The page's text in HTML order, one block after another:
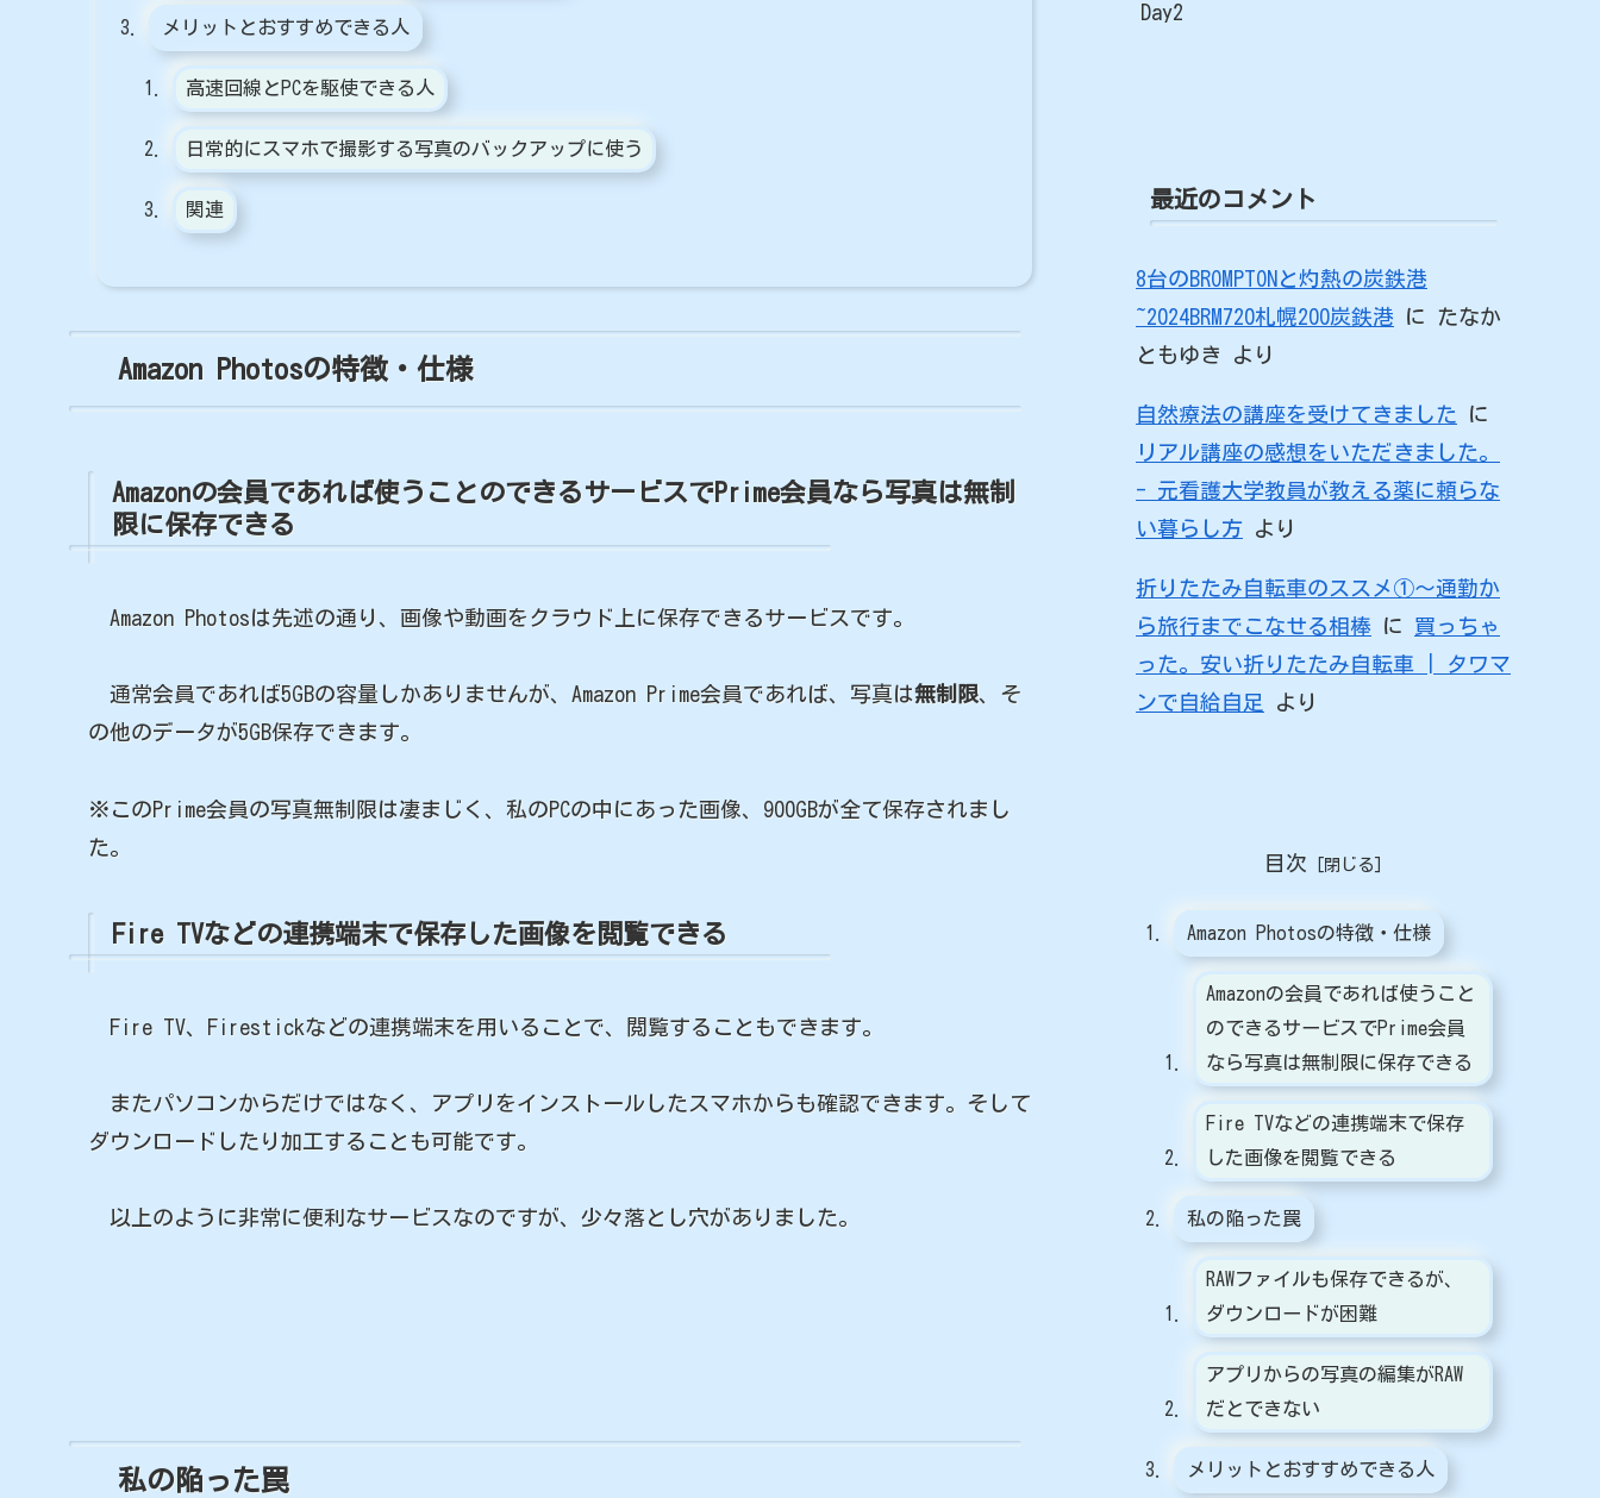
メリットとおすすめできる人
高速回線とPCを駆使できる人
日常的にスマホで撮影する写真のバックアップに使う
関連
Amazon Photosの特徴・仕様
Amazonの会員であれば使うことのできるサービスでPrime会員なら写真は無制
限に保存できる
Amazon Photosは先述の通り、画像や動画をクラウド上に保存できるサービスです。
通常会員であれば5GBの容量しかありませんが、Amazon Prime会員であれば、写真は無制限、そ
の他のデータが5GB保存できます。
※このPrime会員の写真無制限は凄まじく、私のPCの中にあった画像、900GBが全て保存されまし
た。
Fire TVなどの連携端末で保存した画像を閲覧できる
Fire TV、Firestickなどの連携端末を用いることで、閲覧することもできます。
またパソコンからだけではなく、アプリをインストールしたスマホからも確認できます。そして
ダウンロードしたり加工することも可能です。
以上のように非常に便利なサービスなのですが、少々落とし穴がありました。
私の陥った罠
Day2
最近のコメント
8台のBROMPTONと灼熱の炭鉄港
~2024BRM720札幌200炭鉄港 に たなか
ともゆき
より
自然療法の講座を受けてきました
に
リアル講座の感想をいただきました。
- 元看護大学教員が教える薬に頼らな
い暮らし方 より
折りたたみ自転車のススメ①〜通勤か
ら旅行までこなせる相棒 に 買っちゃ
った。安い折りたたみ自転車 | タワマ
ンで自給自足
より
目次
Amazon Photosの特徴・仕様
Amazonの会員であれば使うこと
のできるサービスでPrime会員
なら写真は無制限に保存できる
Fire TVなどの連携端末で保存
した画像を閲覧できる
私の陥った罠
RAWファイルも保存できるが、
ダウンロードが困難
アプリからの写真の編集がRAW
だとできない
メリットとおすすめできる人